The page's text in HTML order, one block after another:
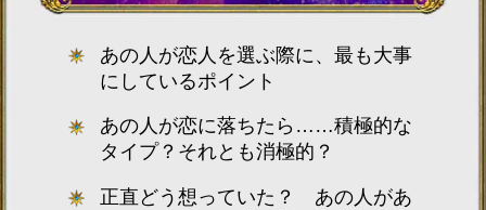
あの人が恋人を選ぶ際に、最も大事
にしているポイント
あの人が恋に落ちたら……積極的な
タイプ？それとも消極的？
正直どう想っていた？ あの人があ